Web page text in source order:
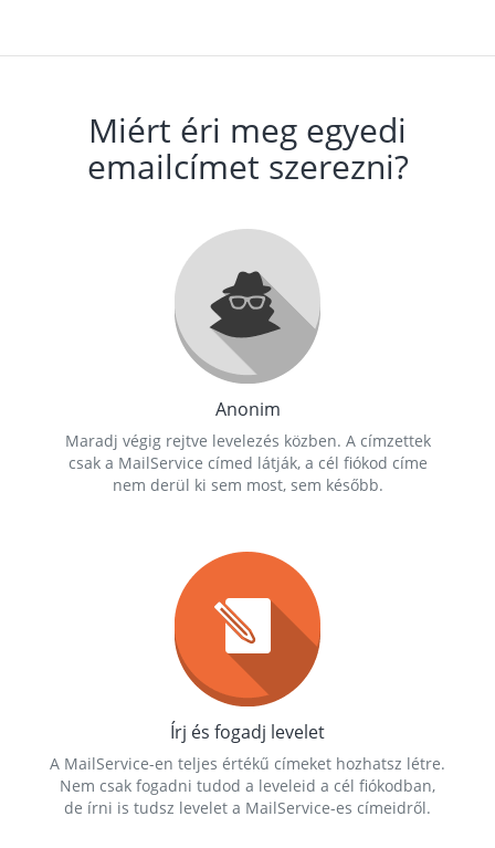
Miért éri meg egyedi
emailcímet szerezni?
Anonim
Maradj végig rejtve levelezés közben. A címzettek
csak a MailService címed látják, a cél fiókod címe
nem derül ki sem most, sem később.
Írj és fogadj levelet
A MailService-en teljes értékű címeket hozhatsz létre.
Nem csak fogadni tudod a leveleid a cél fiókodban,
de írni is tudsz levelet a MailService-es címeidről.